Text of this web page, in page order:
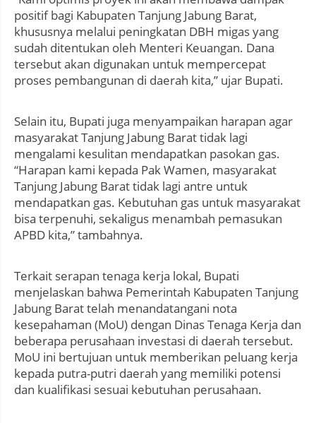
positif bagi Kabupaten Tanjung Jabung Barat,
khususnya melalui peningkatan DBH migas yang
sudah ditentukan oleh Menteri Keuangan. Dana
tersebut akan digunakan untuk mempercepat
proses pembangunan di daerah kita,” ujar Bupati.
Selain itu, Bupati juga menyampaikan harapan agar
masyarakat Tanjung Jabung Barat tidak lagi
mengalami kesulitan mendapatkan pasokan gas.
“Harapan kami kepada Pak Wamen, masyarakat
Tanjung Jabung Barat tidak lagi antre untuk
mendapatkan gas. Kebutuhan gas untuk masyarakat
bisa terpenuhi, sekaligus menambah pemasukan
APBD kita,” tambahnya.
Terkait serapan tenaga kerja lokal, Bupati
menjelaskan bahwa Pemerintah Kabupaten Tanjung
Jabung Barat telah menandatangani nota
kesepahaman (MoU) dengan Dinas Tenaga Kerja dan
beberapa perusahaan investasi di daerah tersebut.
MoU ini bertujuan untuk memberikan peluang kerja
kepada putra-putri daerah yang memiliki potensi
dan kualifikasi sesuai kebutuhan perusahaan.